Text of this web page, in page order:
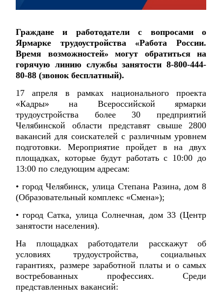
Граждане и работодатели с вопросами о
Ярмарке трудоустройства «Работа России.
Время возможностей» могут обратиться на
горячую линию службы занятости 8-800-444-
80-88 (звонок бесплатный).
17 апреля в рамках национального проекта
«Кадры» на Всероссийской ярмарки
трудоустройства более 30 предприятий
Челябинской области представят свыше 2800
вакансий для соискателей с различным уровнем
подготовки. Мероприятие пройдет в на двух
площадках, которые будут работать с 10:00 до
13:00 по следующим адресам:
• город Челябинск, улица Степана Разина, дом 8
(Образовательный комплекс «Смена»);
• город Сатка, улица Солнечная, дом 33 (Центр
занятости населения).
На площадках работодатели расскажут об
условиях трудоустройства, социальных
гарантиях, размере заработной платы и о самых
востребованных профессиях. Среди
представленных вакансий: